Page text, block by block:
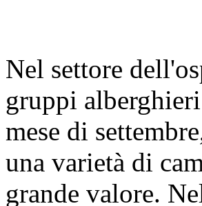
Nel settore
gruppi
mese di
una varietà di
grande valore.